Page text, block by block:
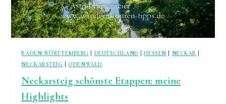
BADEN-WÜRTTEMBERG DEUTSCHLAND |HESSEN NECKAR
NECKARSTEIG |ODENWALD
Neckarsteig schönste Etappen: meine
Highlights